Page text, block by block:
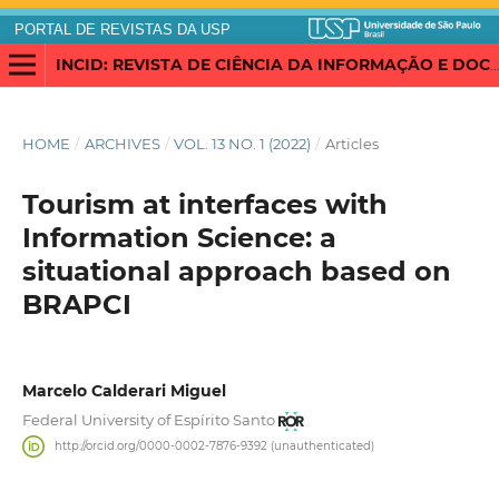
PORTAL DE REVISTAS DA USP
INCID: REVISTA DE CIÊNCIA DA INFORMAÇÃO E DOCUMENTAÇÃO
HOME / ARCHIVES / VOL. 13 NO. 1 (2022) / Articles
Tourism at interfaces with
Information Science: a
situational approach based on
BRAPCI
Marcelo Calderari Miguel
Federal University of Espírito Santo
http://orcid.org/0000-0002-7876-9392 (unauthenticated)